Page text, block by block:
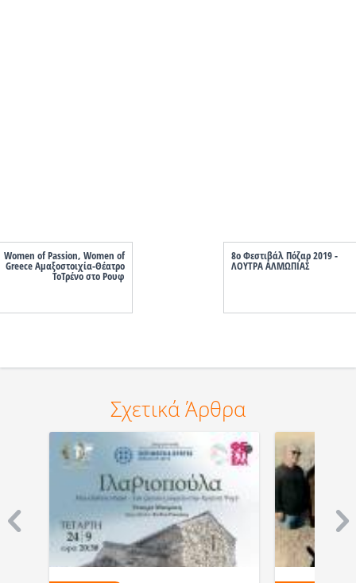
Women of Passion, Women of
Greece Αμαξοστοιχία-Θέατρο
ΤοΤρένο στο Ρουφ
8ο Φεστιβάλ Πόζαρ 2019 -
ΛΟΥΤΡΑ ΑΛΜΩΠΙΑΣ
Σχετικά Άρθρα